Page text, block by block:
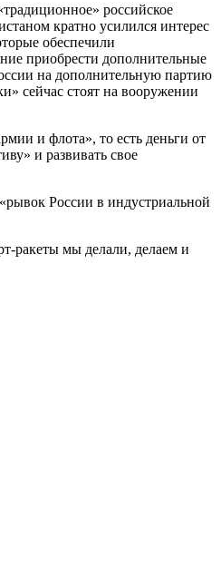
российское
кратно усилился интерес
обеспечили
приобрести дополнительные
на дополнительную партию
сейчас стоят на вооружении
и флота», то есть деньги от
и развивать свое
России в индустриальной
ракеты мы делали, делаем и